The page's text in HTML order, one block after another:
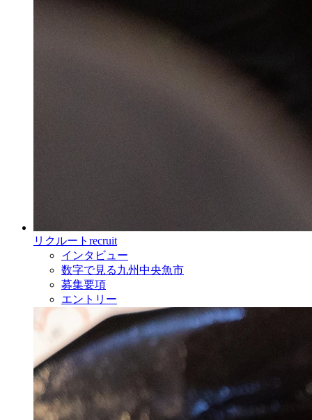
リクルート recruit
インタビュー
数字で見る九州中央魚市
募集要項
エントリー